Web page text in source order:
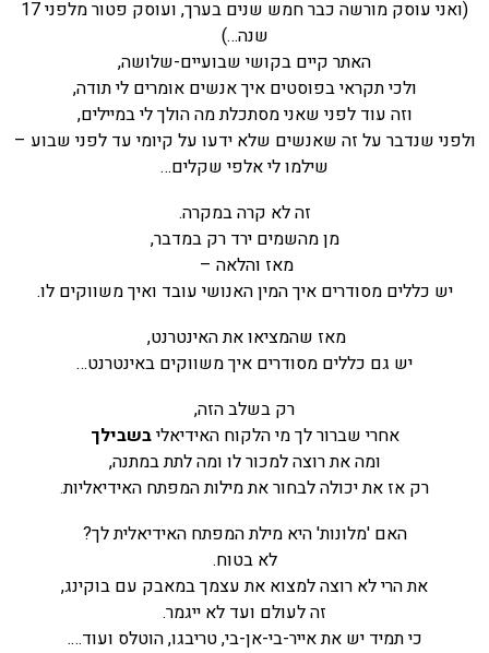
(ואני עוסק מורשה כבר חמש שנים בערך, ועוסק פטור מלפני 17
שנה…)
האתר קיים בקושי שבועיים-שלושה,
ולכי תקראי בפוסטים איך אנשים אומרים לי תודה,
וזה עוד לפני שאני מסתכלת מה הולך לי במיילים,
ולפני שנדבר על זה שאנשים שלא ידעו על קיומי עד לפני שבוע –
שילמו לי אלפי שקלים…
זה לא קרה במקרה.
מן מהשמים ירד רק במדבר,
מאז והלאה –
יש כללים מסודרים איך המין האנושי עובד ואיך משווקים לו.
מאז שהמציאו את האינטרנט,
יש גם כללים מסודרים איך משווקים באינטרנט…
רק בשלב הזה,
אחרי שברור לך מי הלקוח האידיאליבשבילך
ומה את רוצה למכור לו ומה לתת במתנה,
רק אז את יכולה לבחור את מילות המפתח האידיאליות.
האם 'מלונות' היא מילת המפתח האידיאלית לך?
לא בטוח.
את הרי לא רוצה למצוא את עצמך במאבק עם בוקינג,
זה לעולם ועד לא ייגמר.
כי תמיד יש את אייר-בי-אן-בי, טריבגו, הוטלס ועוד….